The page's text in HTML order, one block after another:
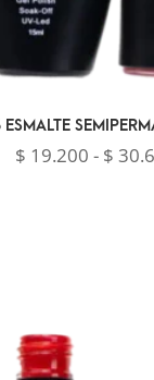
ESMALTE
$ 19.200 - $